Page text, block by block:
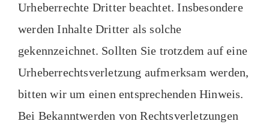
Urheberrechte Dritter beachtet. Insbesondere
werden Inhalte Dritter als solche
gekennzeichnet. Sollten Sie trotzdem auf eine
Urheberrechtsverletzung aufmerksam werden,
bitten wir um einen entsprechenden Hinweis.
Bei Bekanntwerden von Rechtsverletzungen